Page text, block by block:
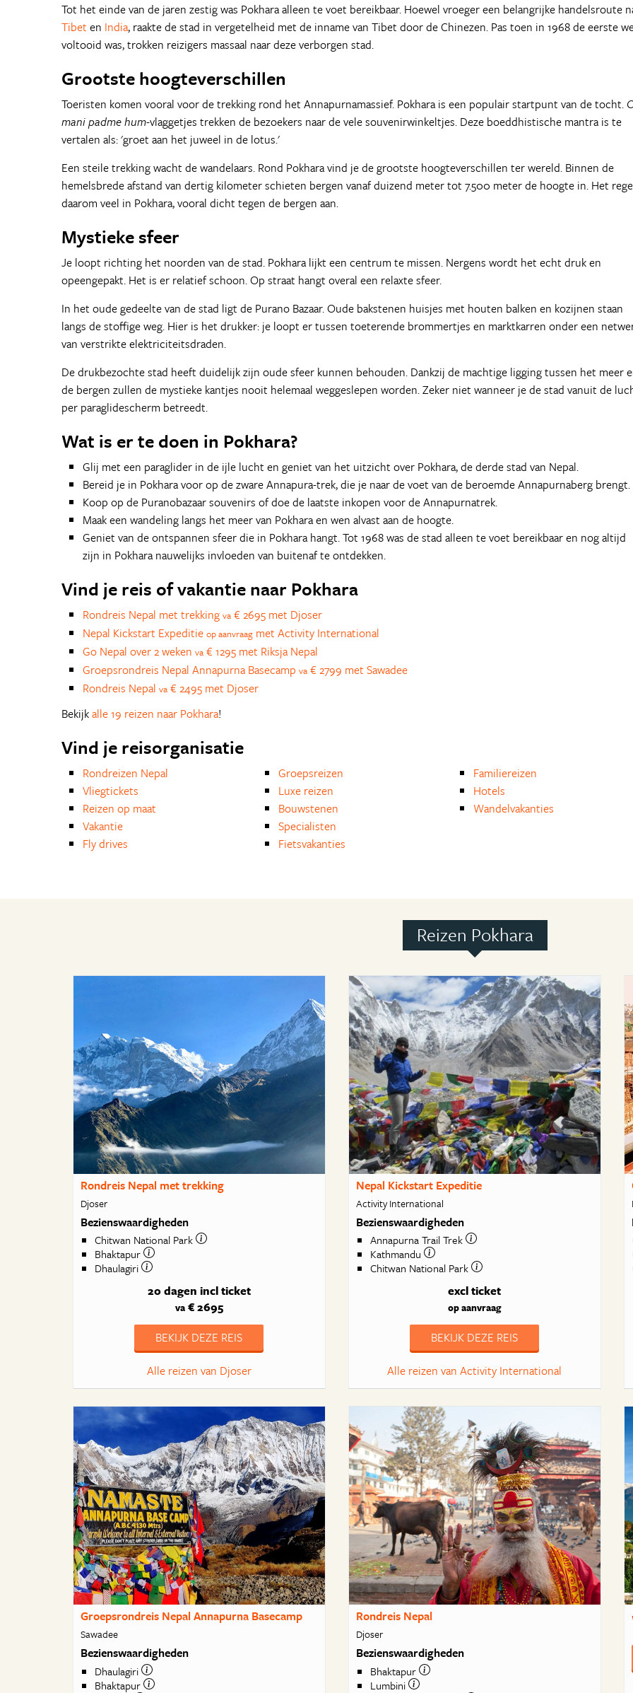
Tot het einde van de jaren zestig was Pokhara alleen te voet bereikbaar. Hoewel vroeger een belangrijke handelsroute
Tibet en India, raakte de stad in vergetelheid met de inname van Tibet door de Chinezen. Pas toen in 1968 de eerste
voltooid was, trokken reizigers massaal naar deze verborgen stad.
Grootste hoogteverschillen
Toeristen komen vooral voor de trekking rond het Annapurnamassief. Pokhara is een populair startpunt van de tocht.
mani padme hum-vlaggetjes trekken de bezoekers naar de vele souvenirwinkeltjes. Deze boeddhistische mantra is te
vertalen als: 'groet aan het juweel in de lotus.'
Een steile trekking wacht de wandelaars. Rond Pokhara vind je de grootste hoogteverschillen ter wereld. Binnen de
hemelsbrede afstand van dertig kilometer schieten bergen vanaf duizend meter tot 7.500 meter de hoogte in. Het
daarom veel in Pokhara, vooral dicht tegen de bergen aan.
Mystieke sfeer
Je loopt richting het noorden van de stad. Pokhara lijkt een centrum te missen. Nergens wordt het echt druk en
opeengepakt. Het is er relatief schoon. Op straat hangt overal een relaxte sfeer.
In het oude gedeelte van de stad ligt de Purano Bazaar. Oude bakstenen huisjes met houten balken en kozijnen staan
langs de stoffige weg. Hier is het drukker: je loopt er tussen toeterende brommertjes en marktkarren onder een
van verstrikte elektriciteitsdraden.
De drukbezochte stad heeft duidelijk zijn oude sfeer kunnen behouden. Dankzij de machtige ligging tussen het meer
de bergen zullen de mystieke kantjes nooit helemaal weggeslepen worden. Zeker niet wanneer je de stad vanuit de
per paraglidescherm betreedt.
Wat is er te doen in Pokhara?
Glij met een paraglider in de ijle lucht en geniet van het uitzicht over Pokhara, de derde stad van Nepal.
Bereid je in Pokhara voor op de zware Annapura-trek, die je naar de voet van de beroemde Annapurnaberg brengt.
Koop op de Puranobazaar souvenirs of doe de laatste inkopen voor de Annapurnatrek.
Maak een wandeling langs het meer van Pokhara en wen alvast aan de hoogte.
Geniet van de ontspannen sfeer die in Pokhara hangt. Tot 1968 was de stad alleen te voet bereikbaar en nog altijd
zijn in Pokhara nauwelijks invloeden van buitenaf te ontdekken.
Vind je reis of vakantie naar Pokhara
Rondreis Nepal met trekking va € 2695 met Djoser
Nepal Kickstart Expeditie op aanvraag met Activity International
Go Nepal over 2 weken va € 1295 met Riksja Nepal
Groepsrondreis Nepal Annapurna Basecamp va € 2799 met Sawadee
Rondreis Nepal va € 2495 met Djoser
Bekijkalle 19 reizen naar Pokhara!
Vind je reisorganisatie
Rondreizen Nepal
Vliegtickets
Reizen op maat
Vakantie
Fly drives
Groepsreizen
Luxe reizen
Bouwstenen
Specialisten
Fietsvakanties
Familiereizen
Hotels
Wandelvakanties
Reizen Pokhara
Rondreis Nepal met trekking
Djoser
Bezienswaardigheden
Chitwan National Park
Bhaktapur
Dhaulagiri
20 dagen incl ticket
va€ 2695
BEKIJK DEZE REIS
Alle reizen van Djoser
Nepal Kickstart Expeditie
Activity International
Bezienswaardigheden
Annapurna Trail Trek
Kathmandu
Chitwan National Park
excl ticket
op aanvraag
BEKIJK DEZE REIS
Alle reizen van Activity International
Groepsrondreis Nepal Annapurna Basecamp
Sawadee
Bezienswaardigheden
Dhaulagiri
Bhaktapur
Rondreis Nepal
Djoser
Bezienswaardigheden
Bhaktapur
Lumbini